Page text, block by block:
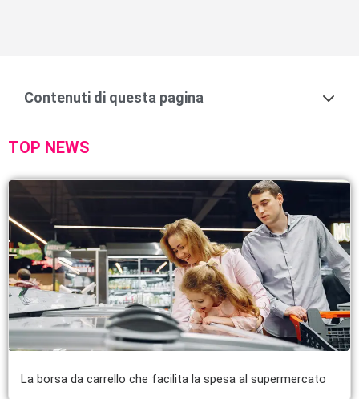
Contenuti di questa pagina
TOP NEWS
La borsa da carrello che facilita la spesa al supermercato